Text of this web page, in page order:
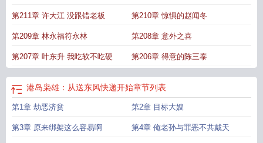
快递开始免费港岛枭雄港岛枭雄从送东风快递开始无错阅读港岛枭雄无防
盗港岛枭雄从1950港岛枭雄从送东风快递开始 完本 港岛枭雄从送东风快递开
笆好文学港岛枭雄从送东风快递开始夜雨听蝉港岛枭雄从1950开始卡夜阁
岛枭雄从送东风快递开始TXT港岛枭雄从1950开始爱看书吧港岛枭雄从送东风
快递开始 作者酸辣胡辣汤
第211章 许大江 没跟错老板 第210章 惊惧的赵闻冬
第209章 林永福符永林 第208章 意外之喜
第207章 叶东升 我吃软不吃硬 第206章 得意的陈三泰
港岛枭雄：从送东风快递开始章节列表
第1章 劫恶济贫 第2章 目标大嫂
第3章 原来绑架这么容易啊 第4章 俺老孙与罪恶不共戴天